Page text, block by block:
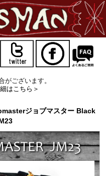
がございます。
はこちら＞
ジョブマスター Black